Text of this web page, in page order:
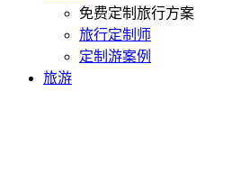
免费定制旅行方案
旅行定制师
定制游案例
旅游